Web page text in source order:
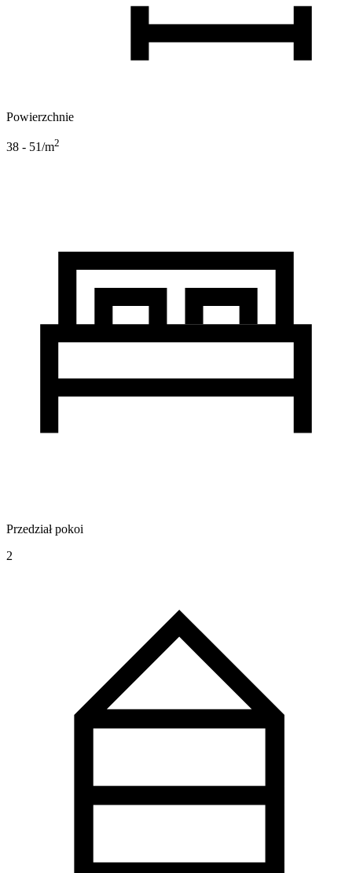
Powierzchnie
38 - 51/m2
Przedział pokoi
2